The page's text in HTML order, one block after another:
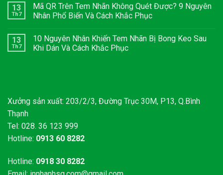
13
Th7
Mã QR Trên Tem Nhãn Không Quét Được? 9 Nguyên
Nhân Phổ Biến Và Cách Khắc Phục
13
Th7
10 Nguyên Nhân Khiến Tem Nhãn Bị Bong Keo Sau
Khi Dán Và Cách Khắc Phục
Xưởng sản xuất: 203/2/3, Đường Trục 30M, P13, Q.Bình
Thạnh
Tel: 028. 36 123 999
Hotline: 0913 60 8282
Hotline: 0918 30 8282